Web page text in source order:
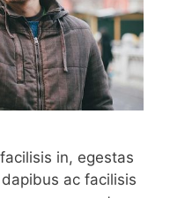
in, egestas
ac facilisis